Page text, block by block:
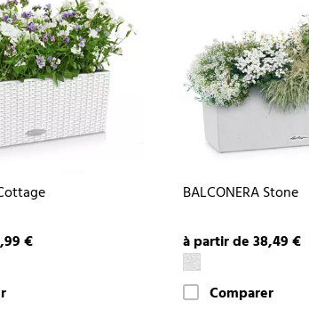
€
BALCONERA Stone
à partir de 38,49 €
Comparer